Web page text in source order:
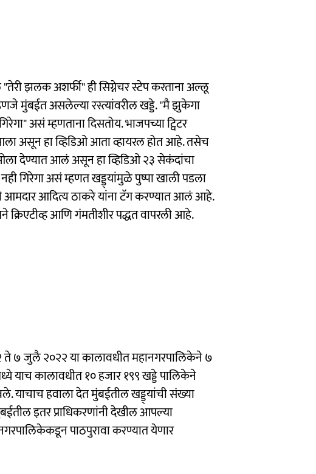
झलक अशर्फी" ही सिग्नेचर स्टेप करताना अल्लू
मुंबईत असलेल्या रस्त्यांवरील खड्डे. "मै झुकेगा
असं म्हणताना दिसतोय. भाजपच्या ट्विटर
असून हा व्हिडिओ आता व्हायरल होत आहे. तसेच
देण्यात आलं असून हा व्हिडिओ २३ सेकंदांचा
गिरेगा असं म्हणत खड्ड्यांमुळे पुष्पा खाली पडला
आमदार आदित्य ठाकरे यांना टॅग करण्यात आलं आहे.
क्रिएटीव्ह आणि गंमतीशीर पद्धत वापरली आहे.
ते ७ जुलै २०२२ या कालावधीत महानगरपालिकेने ७
याच कालावधीत १० हजार १९९ खड्डे पालिकेने
याचाच हवाला देत मुंबईतील खड्ड्यांची संख्या
इतर प्राधिकरणांनी देखील आपल्या
पाठपुरावा करण्यात येणार